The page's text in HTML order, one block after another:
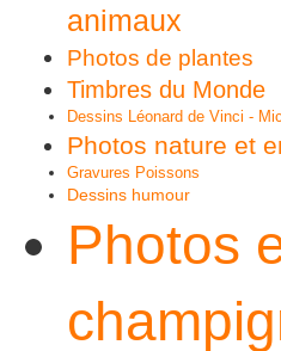
animaux
Photos de plantes
Timbres du Monde
Dessins Léonard de Vinci -
Photos nature et
Gravures Poissons
Dessins humour
Photos